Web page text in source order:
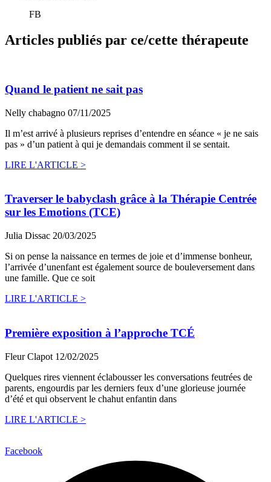
FB
Articles publiés par ce/cette thérapeute
Quand le patient ne sait pas
Nelly chabagno 07/11/2025
Il m’est arrivé à plusieurs reprises d’entendre en séance « je ne sais
pas » d’un patient à qui je demandais comment il se sentait.
LIRE L'ARTICLE >
Traverser le babyclash grâce à la Thérapie Centrée
sur les Emotions (TCE)
Julia Dissac 20/03/2025
Si on pense la naissance en termes de joie et d’immense bonheur,
l’arrivée d’unenfant est également source de bouleversement dans
une famille. Que ce soit
LIRE L'ARTICLE >
Première exposition à l’approche TCÉ
Fleur Clapot 12/02/2025
Quelques rires viennent éclabousser les conversations feutrées de
parents, engourdis par les derniers feux d’une glorieuse journée
d’été et qui observent le chahut enfantin dans
LIRE L'ARTICLE >
Facebook